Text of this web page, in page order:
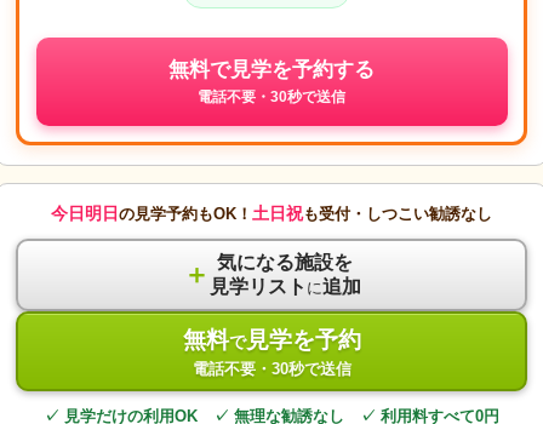
無料で見学を予約する
電話不要・30秒で送信
今日明日 の見学予約もOK！ 土日祝も受付・しつこい勧誘なし
＋ 気になる施設を
見学リスト に追加
無料で見学を予約
電話不要・30秒で送信
✓ 見学だけの利用OK ✓ 無理な勧誘なし ✓ 利用料すべて0円